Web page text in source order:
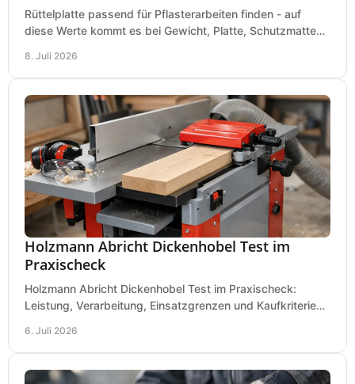
Rüttelplatte passend für Pflasterarbeiten finden - auf
diese Werte kommt es bei Gewicht, Platte, Schutzmatte
8. Juli 2026
Holzmann Abricht Dickenhobel Test im
Praxischeck
Holzmann Abricht Dickenhobel Test im Praxischeck:
Leistung, Verarbeitung, Einsatzgrenzen und Kaufkriterien
6. Juli 2026